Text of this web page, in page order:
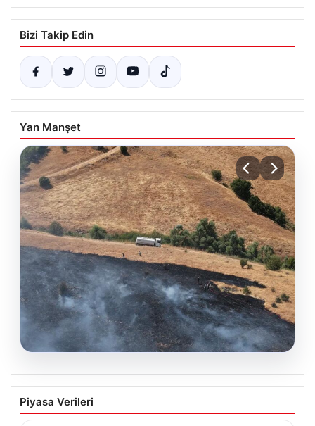
Bizi Takip Edin
Yan Manşet
Tunceli’de otluk yangını ormanlık alana
sıçramadan kontrol altına alındı
Piyasa Verileri